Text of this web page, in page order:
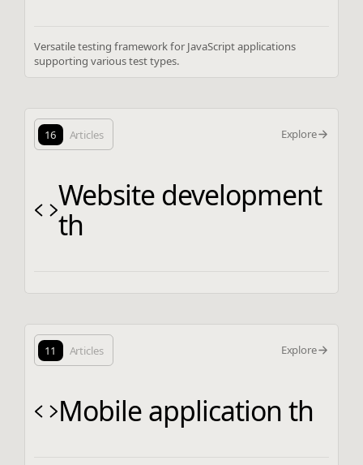
Versatile testing framework for JavaScript applications
supporting various test types.
16 Articles Explore
Website development
th
11 Articles Explore
Mobile application th